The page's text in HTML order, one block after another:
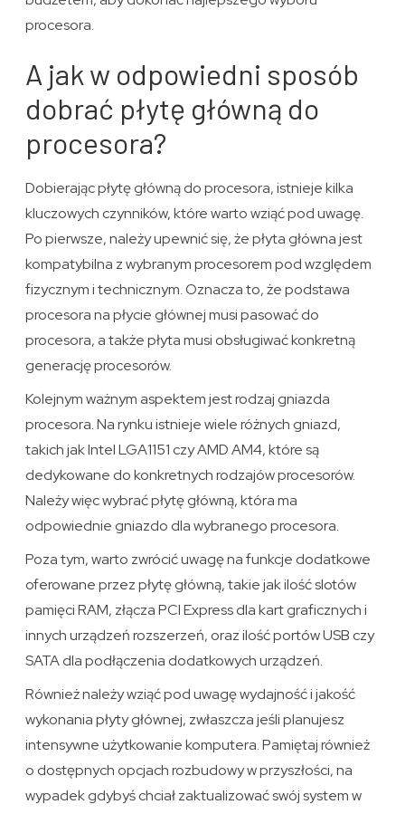
procesora.
A jak w odpowiedni sposób
dobrać płytę główną do
procesora?
Dobierając płytę główną do procesora, istnieje kilka
kluczowych czynników, które warto wziąć pod uwagę.
Po pierwsze, należy upewnić się, że płyta główna jest
kompatybilna z wybranym procesorem pod względem
fizycznym i technicznym. Oznacza to, że podstawa
procesora na płycie głównej musi pasować do
procesora, a także płyta musi obsługiwać konkretną
generację procesorów.
Kolejnym ważnym aspektem jest rodzaj gniazda
procesora. Na rynku istnieje wiele różnych gniazd,
takich jak Intel LGA1151 czy AMD AM4, które są
dedykowane do konkretnych rodzajów procesorów.
Należy więc wybrać płytę główną, która ma
odpowiednie gniazdo dla wybranego procesora.
Poza tym, warto zwrócić uwagę na funkcje dodatkowe
oferowane przez płytę główną, takie jak ilość slotów
pamięci RAM, złącza PCI Express dla kart graficznych i
innych urządzeń rozszerzeń, oraz ilość portów USB czy
SATA dla podłączenia dodatkowych urządzeń.
Również należy wziąć pod uwagę wydajność i jakość
wykonania płyty głównej, zwłaszcza jeśli planujesz
intensywne użytkowanie komputera. Pamiętaj również
o dostępnych opcjach rozbudowy w przyszłości, na
wypadek gdybyś chciał zaktualizować swój system w